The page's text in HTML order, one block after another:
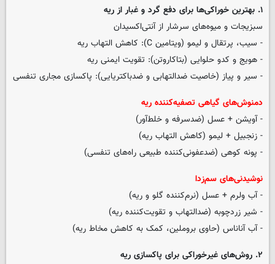
۱. بهترین خوراکی‌ها برای دفع گرد و غبار از ریه
سبزیجات و میوه‌های سرشار از آنتی‌اکسیدان
- سیب، پرتقال و لیمو (ویتامین C): کاهش التهاب ریه
- هویج و کدو حلوایی (بتاکاروتن): تقویت ایمنی ریه
- سیر و پیاز (خاصیت ضدالتهابی و ضدباکتریایی): پاکسازی مجاری تنفسی
دمنوش‌های گیاهی تصفیه‌کننده ریه
- آویشن + عسل (ضدسرفه و خلط‌آور)
- زنجبیل + لیمو (کاهش التهاب ریه)
- پونه کوهی (ضدعفونی‌کننده طبیعی راه‌های تنفسی)
نوشیدنی‌های سم‌زدا
- آب ولرم + عسل (نرم‌کننده گلو و ریه)
- شیر زردچوبه (ضدالتهاب و تقویت‌کننده ریه)
- آب آناناس (حاوی بروملین، کمک به کاهش مخاط ریه)
۲. روش‌های غیرخوراکی برای پاکسازی ریه